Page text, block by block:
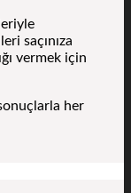
saçınıza
vermek için
her